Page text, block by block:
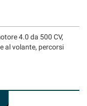
4.0 da 500 CV,
al volante, percorsi
Tex